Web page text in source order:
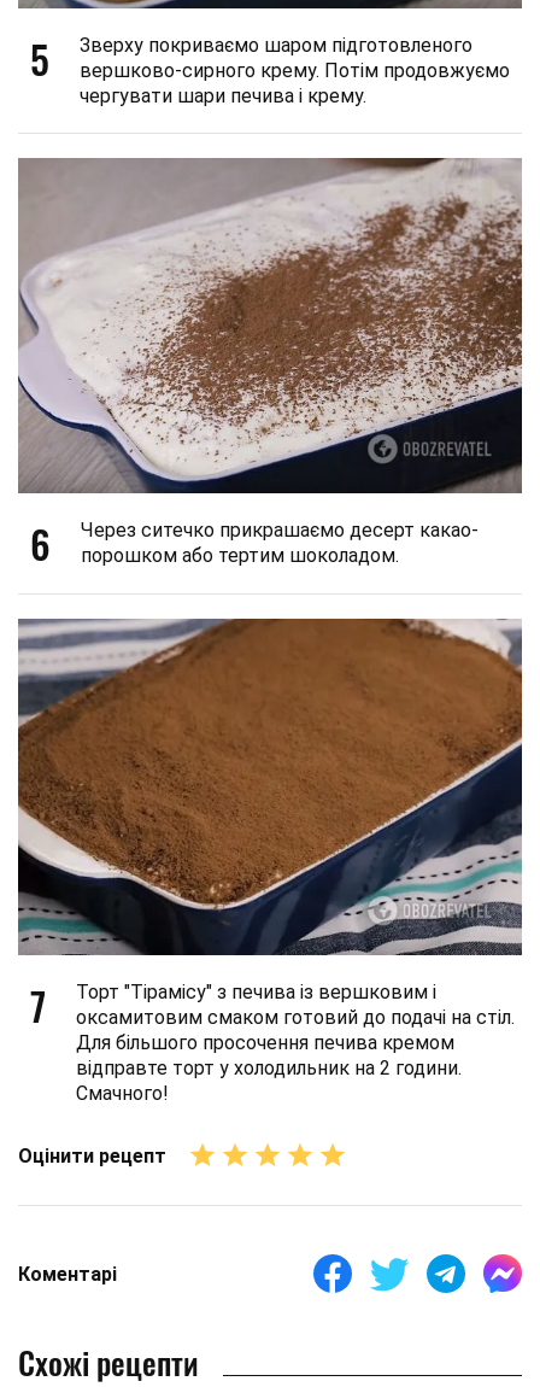
5
Зверху покриваємо шаром підготовленого
вершково-сирного крему. Потім продовжуємо
чергувати шари печива і крему.
6
Через ситечко прикрашаємо десерт какао-
порошком або тертим шоколадом.
7
Торт "Тірамісу" з печива із вершковим і
оксамитовим смаком готовий до подачі на стіл.
Для більшого просочення печива кремом
відправте торт у холодильник на 2 години.
Смачного!
Оцінити рецепт
Коментарі
Схожі рецепти